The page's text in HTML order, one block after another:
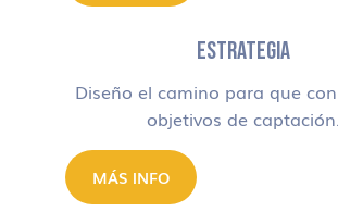
ESTRATEGIA
Diseño el camino para que
objetivos de captación.
MÁS INFO